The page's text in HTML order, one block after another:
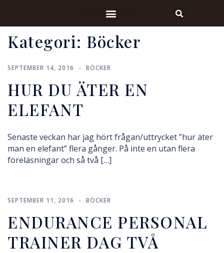
Kategori: Böcker
SEPTEMBER 14, 2016 BÖCKER
HUR DU ÄTER EN
ELEFANT
Senaste veckan har jag hört frågan/uttrycket ”hur äter
man en elefant” flera gånger. På inte en utan flera
föreläsningar och så två […]
SEPTEMBER 11, 2016 BÖCKER
ENDURANCE PERSONAL
TRAINER DAG TVÅ